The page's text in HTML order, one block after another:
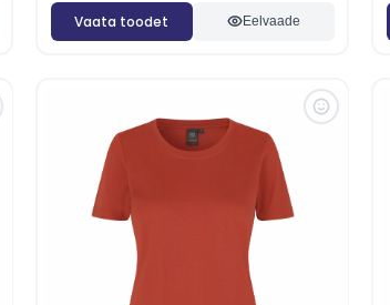
Vaata toodet Eelvaade